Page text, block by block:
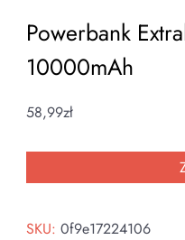
Powerbank
10000mAh
58,99zł
SKU: 0f9e17224106